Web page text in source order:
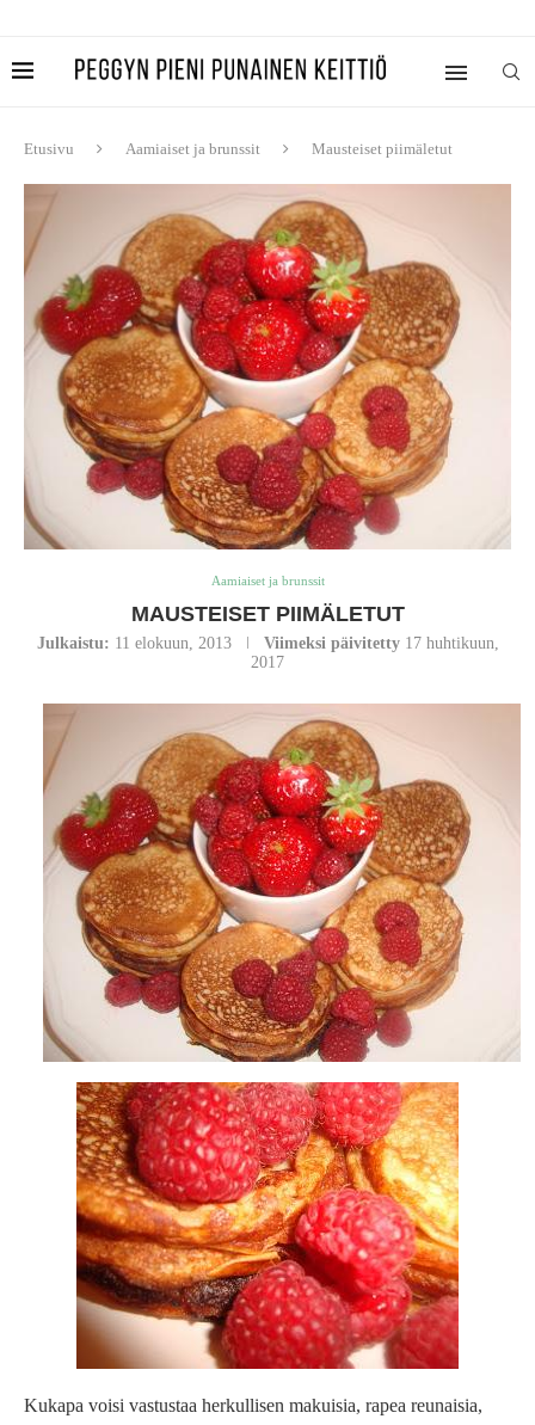
Etusivu Aamiaiset ja brunssit Mausteiset piimäletut
Aamiaiset ja brunssit
MAUSTEISET PIIMÄLETUT
Julkaistu: 11 elokuun, 2013 Viimeksi päivitetty 17 huhtikuun,
2017
Kukapa voisi vastustaa herkullisen makuisia, rapea reunaisia,